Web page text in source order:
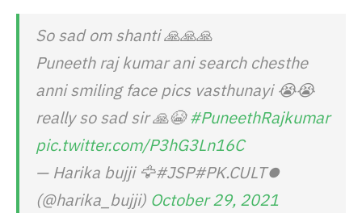
So sad om shanti 🙏🙏🙏
Puneeth raj kumar ani search chesthe
anni smiling face pics vasthunayi 😭😭
really so sad sir 🙏😭#PuneethRajkumar
pic.twitter.com/P3hG3Ln16C
— Harika bujji 🦅#JSP#PK.CULT⏺️
(@harika_bujji) October 29, 2021